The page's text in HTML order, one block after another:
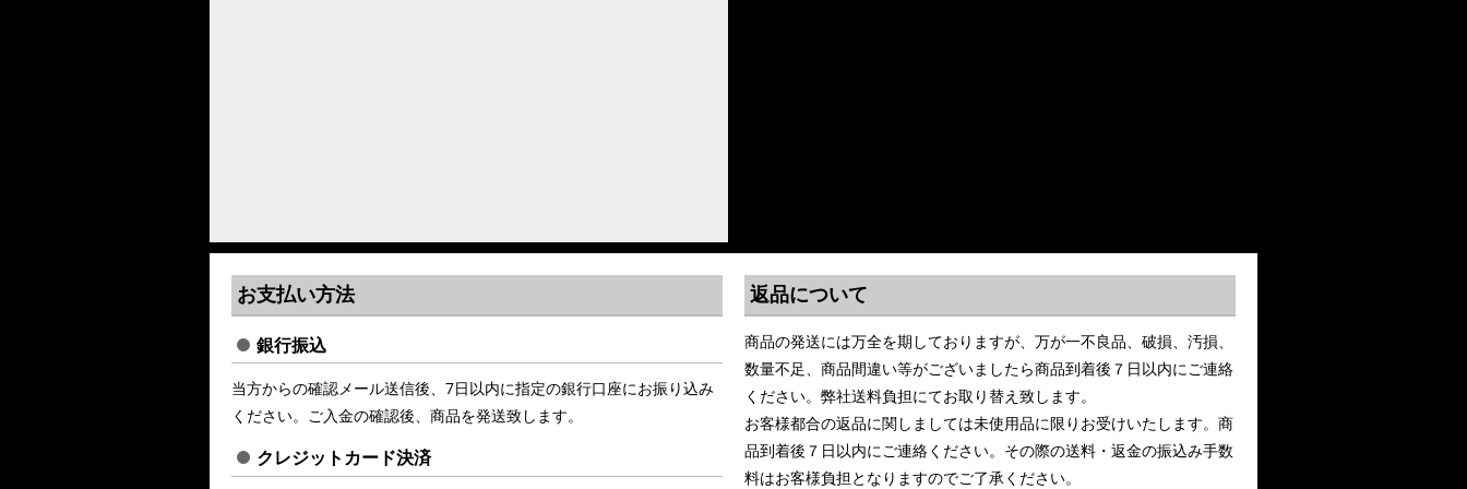
お支払い方法
銀行振込
当方からの確認メール送信後、7日以内に指定の銀行口座にお振り込み
ください。ご入金の確認後、商品を発送致します。
クレジットカード決済
返品について
商品の発送には万全を期しておりますが、万が一不良品、破損、汚損、
数量不足、商品間違い等がございましたら商品到着後７日以内にご連絡
ください。弊社送料負担にてお取り替え致します。
お客様都合の返品に関しましては未使用品に限りお受けいたします。商
品到着後７日以内にご連絡ください。その際の送料・返金の振込み手数
料はお客様負担となりますのでご了承ください。